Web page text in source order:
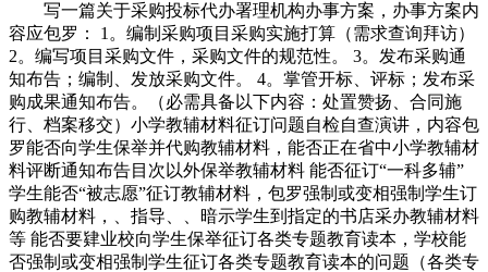
写一篇关于采购投标代办署理机构办事方案，办事方案内
容应包罗： 1。编制采购项目采购实施打算（需求查询拜访）
2。编写项目采购文件，采购文件的规范性。 3。发布采购通
知布告；编制、发放采购文件。 4。掌管开标、评标；发布采
购成果通知布告。（必需具备以下内容：处置赞扬、合同施
行、档案移交）小学教辅材料征订问题自检自查演讲，内容包
罗能否向学生保举并代购教辅材料，能否正在省中小学教辅材
料评断通知布告目次以外保举教辅材料 能否征订“一科多辅”
学生能否“被志愿”征订教辅材料，包罗强制或变相强制学生订
购教辅材料，、指导、、暗示学生到指定的书店采办教辅材料
等 能否要肄业校向学生保举征订各类专题教育读本，学校能
否强制或变相强制学生征订各类专题教育读本的问题（各类专